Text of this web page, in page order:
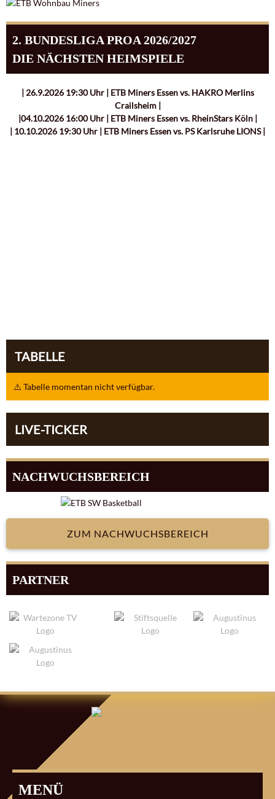
ARTIKEL-
NAVIGATION
2. BUNDESLIGA PROA 2026/2027
DIE NÄCHSTEN HEIMSPIELE
| 26.9.2026 19:30 Uhr | ETB Miners Essen vs. HAKRO Merlins
Crailsheim |
|04.10.2026 16:00 Uhr | ETB Miners Essen vs. RheinStars Köln |
| 10.10.2026 19:30 Uhr | ETB Miners Essen vs. PS Karlsruhe LIONS |
TABELLE
⚠️ Tabelle momentan nicht verfügbar.
LIVE-TICKER
NACHWUCHSBEREICH
ZUM NACHWUCHSBEREICH
PARTNER
MENÜ